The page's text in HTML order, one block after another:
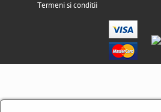
Termeni si conditii